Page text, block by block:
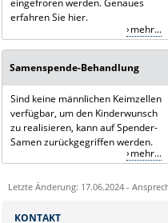
eingefroren werden. Genaues
erfahren Sie hier.
mehr...
Samenspende-Behandlung
Sind keine männlichen Keimzellen
verfügbar, um den Kinderwunsch
zu realisieren, kann auf Spender-
Samen zurückgegriffen werden.
mehr...
Letzte Änderung: 17.06.2024 -
KONTAKT